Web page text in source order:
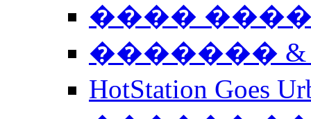
����
�������
HotStation